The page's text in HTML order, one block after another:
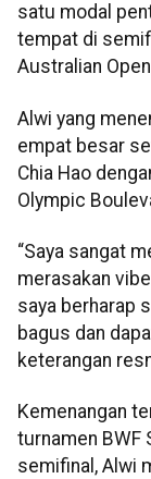
satu modal
tempat di
Australian
Alwi yang
empat besar
Chia Hao
Olympic
“Saya sangat
merasakan
saya berharap
bagus dan
keterangan
Kemenangan
turnamen BWF
semifinal, Alwi